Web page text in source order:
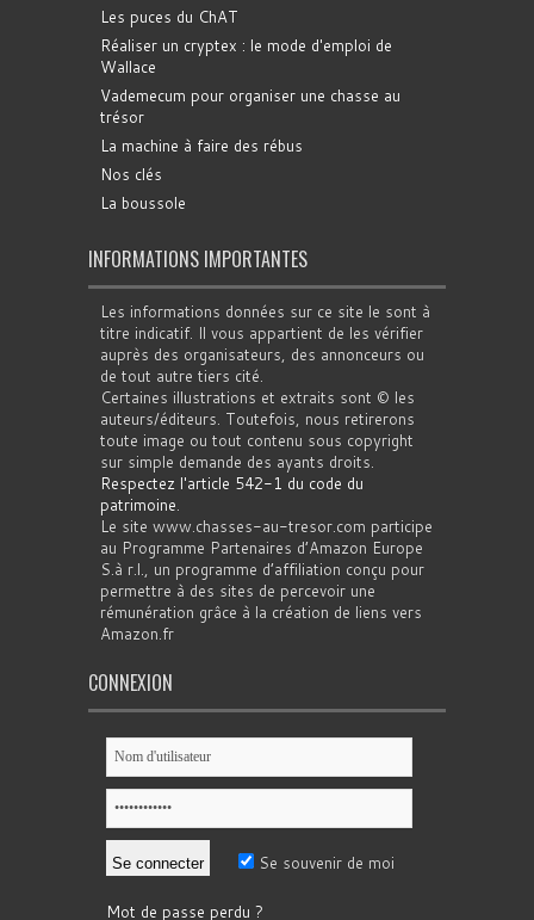
Les puces du ChAT
Réaliser un cryptex : le mode d'emploi de
Wallace
Vademecum pour organiser une chasse au
trésor
La machine à faire des rébus
Nos clés
La boussole
INFORMATIONS IMPORTANTES
Les informations données sur ce site le sont à
titre indicatif. Il vous appartient de les vérifier
auprès des organisateurs, des annonceurs ou
de tout autre tiers cité.
Certaines illustrations et extraits sont © les
auteurs/éditeurs. Toutefois, nous retirerons
toute image ou tout contenu sous copyright
sur simple demande des ayants droits.
Respectez l'article 542-1 du code du
patrimoine
Le site www.chasses-au-tresor.com participe
au Programme Partenaires d’Amazon Europe
S.à r.l., un programme d’affiliation conçu pour
permettre à des sites de percevoir une
rémunération grâce à la création de liens vers
Amazon.fr
CONNEXION
Se souvenir de moi
Mot de passe perdu ?